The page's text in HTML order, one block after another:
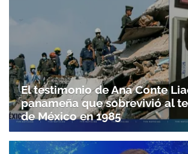
El testimonio de Ana Conte
panameña que sobrevivió al
de México en 1985